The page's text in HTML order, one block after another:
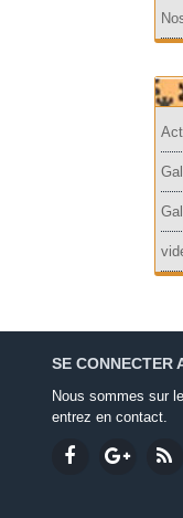
SE CONNECTER
Nous sommes sur
entrez en contact.